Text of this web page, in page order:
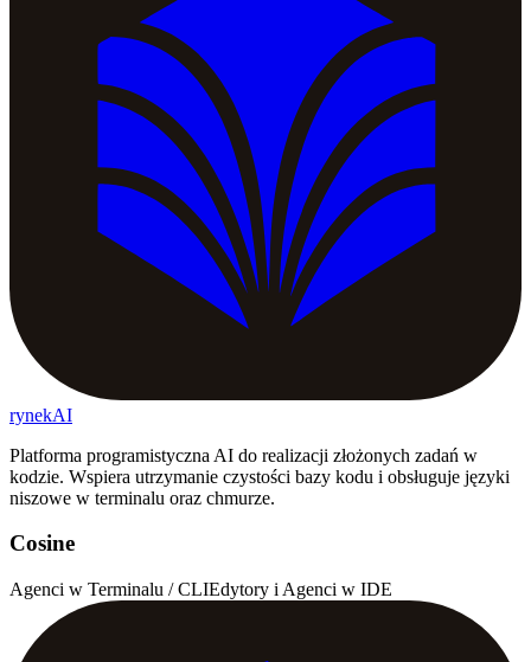
rynekAI
Platforma programistyczna AI do realizacji złożonych zadań w
kodzie. Wspiera utrzymanie czystości bazy kodu i obsługuje języki
niszowe w terminalu oraz chmurze.
Cosine
Agenci w Terminalu / CLIEdytory i Agenci w IDE